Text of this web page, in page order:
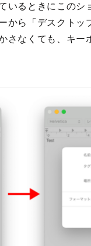
いるときにこのシ
ら「デスクトッ
さなくても、キー